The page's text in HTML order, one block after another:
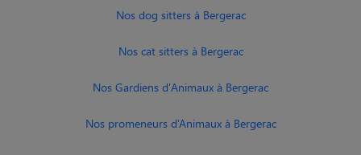
Nos dog sitters à Bergerac
Nos cat sitters à Bergerac
Nos Gardiens d'Animaux à Bergerac
Nos promeneurs d’Animaux à Bergerac